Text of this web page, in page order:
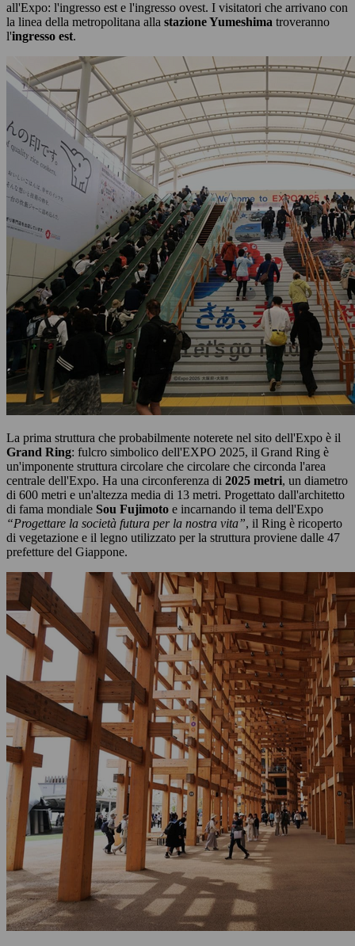
all'Expo: l'ingresso est e l'ingresso ovest. I visitatori che arrivano con
la linea della metropolitana alla stazione Yumeshima troveranno
l'ingresso est.
La prima struttura che probabilmente noterete nel sito dell'Expo è il
Grand Ring: fulcro simbolico dell'EXPO 2025, il Grand Ring è
un'imponente struttura circolare che circolare che circonda l'area
centrale dell'Expo. Ha una circonferenza di 2025 metri, un diametro
di 600 metri e un'altezza media di 13 metri. Progettato dall'architetto
di fama mondiale Sou Fujimoto e incarnando il tema dell'Expo
“Progettare la società futura per la nostra vita”, il Ring è ricoperto
di vegetazione e il legno utilizzato per la struttura proviene dalle 47
prefetture del Giappone.